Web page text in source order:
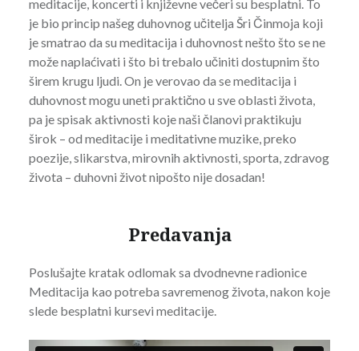
meditacije, koncerti i književne večeri su besplatni. To
je bio princip našeg duhovnog učitelja Šri Činmoja koji
je smatrao da su meditacija i duhovnost nešto što se ne
može naplaćivati i što bi trebalo učiniti dostupnim što
širem krugu ljudi. On je verovao da se meditacija i
duhovnost mogu uneti praktično u sve oblasti života,
pa je spisak aktivnosti koje naši članovi praktikuju
širok – od meditacije i meditativne muzike, preko
poezije, slikarstva, mirovnih aktivnosti, sporta, zdravog
života – duhovni život nipošto nije dosadan!
Predavanja
Poslušajte kratak odlomak sa dvodnevne radionice
Meditacija kao potreba savremenog života, nakon koje
slede besplatni kursevi meditacije.